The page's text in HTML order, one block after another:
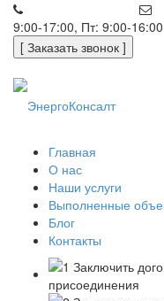
9:00-17:00, Пт: 9:00-16:00
[ Заказать звонок ]
Главная
О нас
Наши услуги
Выполненные
Блог
Контакты